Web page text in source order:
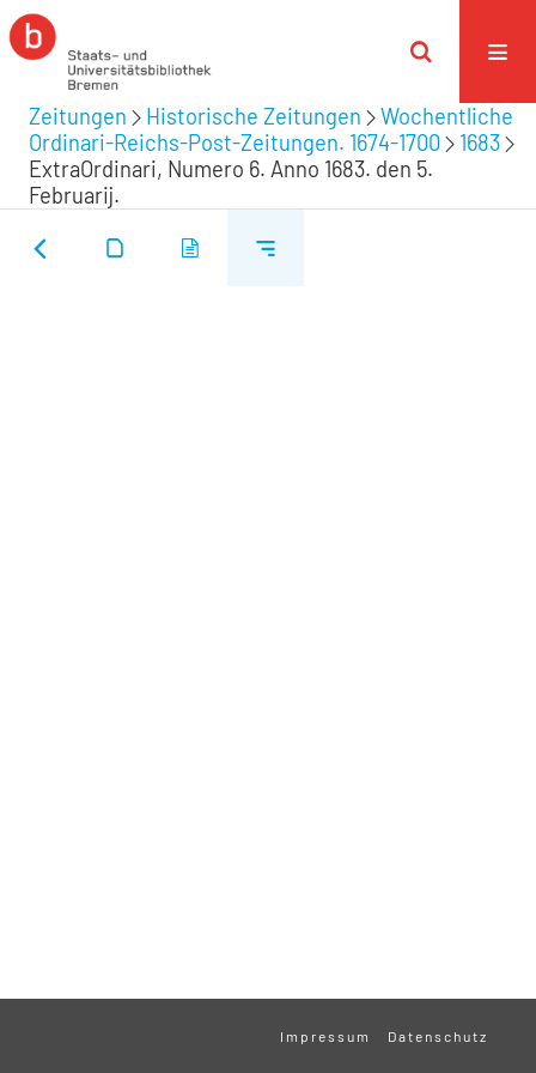
Zeitungen Historische Zeitungen
Wochentliche
Ordinari-Reichs-Post-Zeitungen. 1674-1700
1683
ExtraOrdinari, Numero 6. Anno 1683. den 5.
Februarij.
Impressum Datenschutz